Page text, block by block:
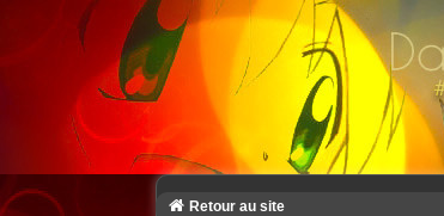
Retour au site